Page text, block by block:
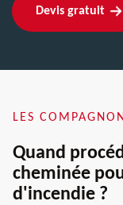
Devis gratuit
LES
Quand
cheminée
d'incendie ?